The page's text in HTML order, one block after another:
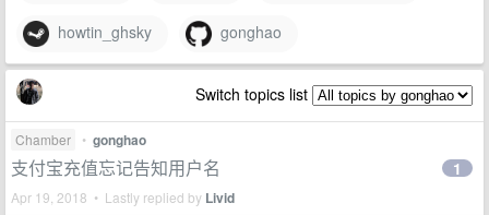
howtin_ghsky gonghao
Switch topics list
Chamber • gonghao
支付宝充值忘记告知用户名
Apr 19, 2018 • Lastly replied by Livid
1